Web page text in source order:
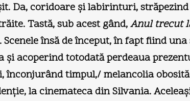
Da, coridoare şi labirinturi,
Tastă, sub acest gând,Anul trecut
însă de început, în fapt fiind
şi acoperind totodată perdeaua
înconjurând timpul,/ melancolia
la cinemateca din Silvania.